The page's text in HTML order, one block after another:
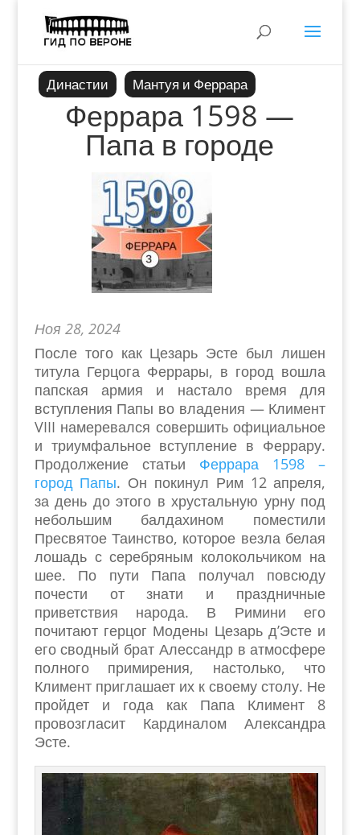
Династии Мантуя и Феррара
Феррара 1598 —
Папа в городе
Ноя 28, 2024
После того как Цезарь Эсте был лишен
титула Герцога Феррары, в город вошла
папская армия и настало время для
вступления Папы во владения — Климент
VIII намеревался совершить официальное
и триумфальное вступление в Феррару.
Продолжение статьи Феррара 1598 –
город Папы. Он покинул Рим 12 апреля,
за день до этого в хрустальную урну под
небольшим балдахином поместили
Пресвятое Таинство, которое везла белая
лошадь с серебряным колокольчиком на
шее. По пути Папа получал повсюду
почести от знати и праздничные
приветствия народа. В Римини его
почитают герцог Модены Цезарь д’Эсте и
его сводный брат Алессандр в атмосфере
полного примирения, настолько, что
Климент приглашает их к своему столу. Не
пройдет и года как Папа Климент 8
провозгласит Кардиналом Александра
Эсте.